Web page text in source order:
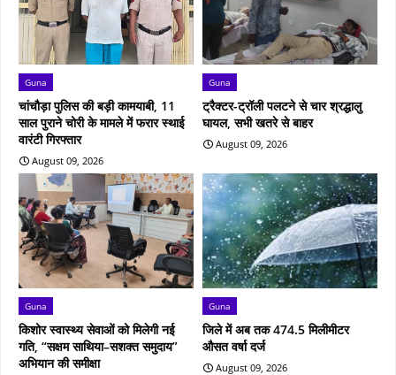
Guna
चांचौड़ा पुलिस की बड़ी कामयाबी, 11
साल पुराने चोरी के मामले में फरार स्थाई
वारंटी गिरफ्तार
August 09, 2026
Guna
ट्रैक्टर-ट्रॉली पलटने से चार श्रद्धालु
घायल, सभी खतरे से बाहर
August 09, 2026
Guna
किशोर स्वास्थ्य सेवाओं को मिलेगी नई
गति, “सक्षम साथिया–सशक्त समुदाय”
अभियान की समीक्षा
Guna
जिले में अब तक 474.5 मिलीमीटर
औसत वर्षा दर्ज
August 09, 2026